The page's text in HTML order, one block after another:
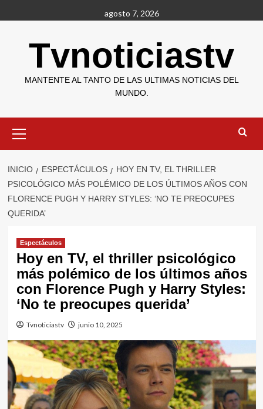
al
agosto 7, 2026
Tvnoticiastv
MANTENTE AL TANTO DE LAS ULTIMAS NOTICIAS DEL
MUNDO.
primario
INICIO ESPECTÁCULOS
HOY EN TV, EL THRILLER
PSICOLÓGICO MÁS POLÉMICO DE LOS ÚLTIMOS AÑOS CON
FLORENCE PUGH Y HARRY STYLES: ‘NO TE PREOCUPES
QUERIDA’
Espectáculos
Hoy en TV, el thriller psicológico
más polémico de los últimos años
con Florence Pugh y Harry Styles:
‘No te preocupes querida’
Tvnoticiastv junio 10, 2025